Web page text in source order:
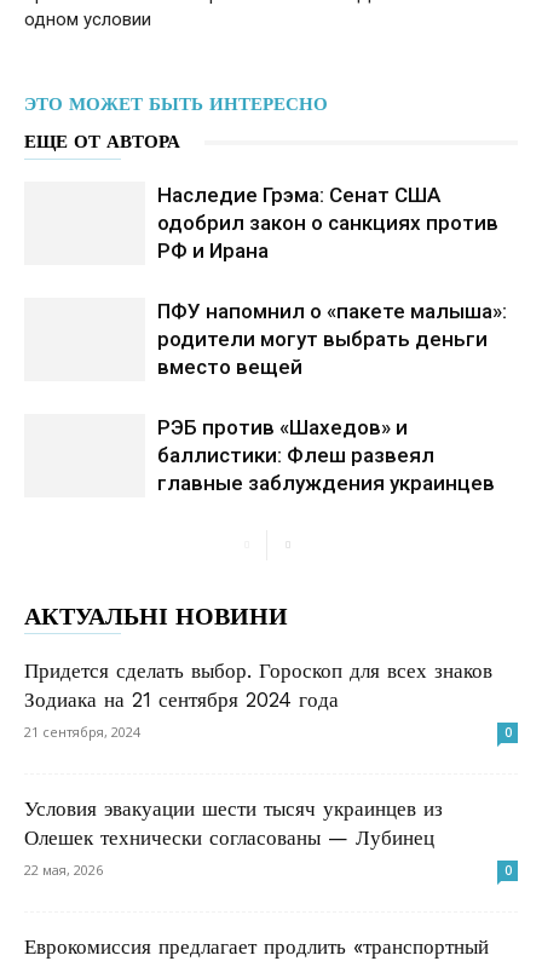
одном условии
ЭТО МОЖЕТ БЫТЬ ИНТЕРЕСНО
ЕЩЕ ОТ АВТОРА
Наследие Грэма: Сенат США
одобрил закон о санкциях против
РФ и Ирана
ПФУ напомнил о «пакете малыша»:
родители могут выбрать деньги
вместо вещей
РЭБ против «Шахедов» и
баллистики: Флеш развеял
главные заблуждения украинцев
АКТУАЛЬНІ НОВИНИ
Придется сделать выбор. Гороскоп для всех знаков
Зодиака на 21 сентября 2024 года
21 сентября, 2024 0
Условия эвакуации шести тысяч украинцев из
Олешек технически согласованы — Лубинец
22 мая, 2026 0
Еврокомиссия предлагает продлить «транспортный